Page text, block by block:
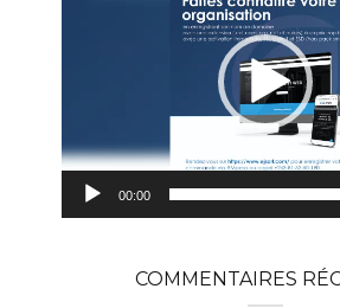
vidéo
00:00
COMMENTAIRES